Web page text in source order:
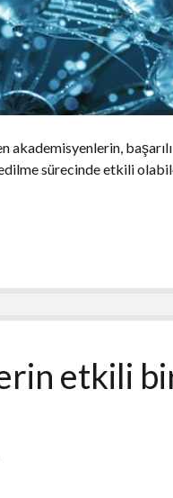
akademisyenlerin,
sürecinde etkili
etkili